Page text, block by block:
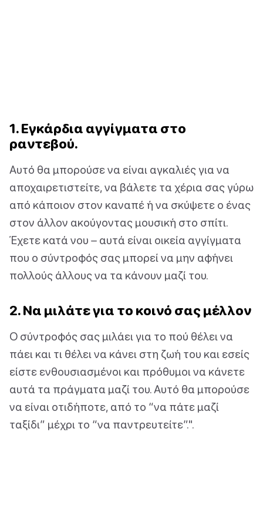
1. Εγκάρδια αγγίγματα στο
ραντεβού.
Αυτό θα μπορούσε να είναι αγκαλιές για να
αποχαιρετιστείτε, να βάλετε τα χέρια σας γύρω
από κάποιον στον καναπέ ή να σκύψετε ο ένας
στον άλλον ακούγοντας μουσική στο σπίτι.
Έχετε κατά νου – αυτά είναι οικεία αγγίγματα
που ο σύντροφός σας μπορεί να μην αφήνει
πολλούς άλλους να τα κάνουν μαζί του.
2. Να μιλάτε για το κοινό σας μέλλον
Ο σύντροφός σας μιλάει για το πού θέλει να
πάει και τι θέλει να κάνει στη ζωή του και εσείς
είστε ενθουσιασμένοι και πρόθυμοι να κάνετε
αυτά τα πράγματα μαζί του. Αυτό θα μπορούσε
να είναι οτιδήποτε, από το “να πάτε μαζί
ταξίδι” μέχρι το “να παντρευτείτε”.".